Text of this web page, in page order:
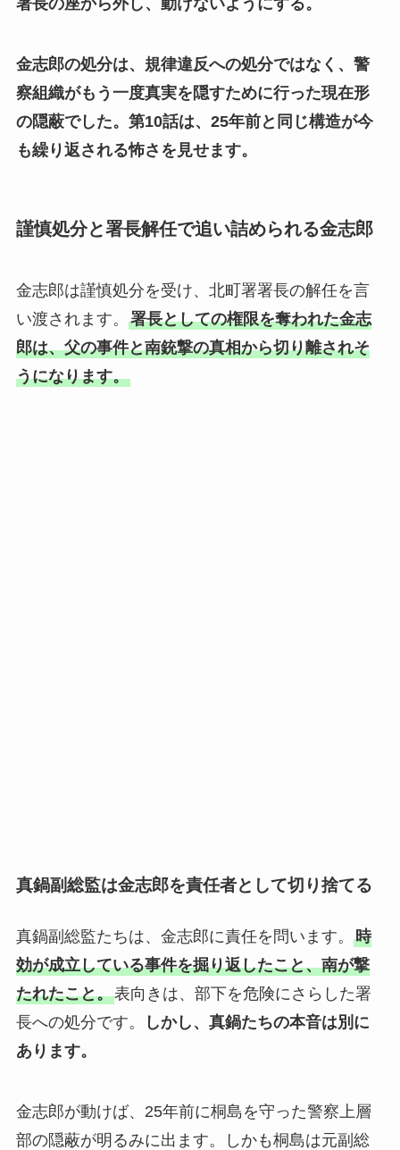
署長の座から外し、動けないようにする。
金志郎の処分は、規律違反への処分ではなく、警
察組織がもう一度真実を隠すために行った現在形
の隠蔽でした。 第10話は、25年前と同じ構造が今
も繰り返される怖さを見せます。
謹慎処分と署長解任で追い詰められる金志郎
金志郎は謹慎処分を受け、北町署署長の解任を言
い渡されます。 署長としての権限を奪われた金志
郎は、父の事件と南銃撃の真相から切り離されそ
うになります。
真鍋副総監は金志郎を責任者として切り捨てる
真鍋副総監たちは、金志郎に責任を問います。 時
効が成立している事件を掘り返したこと、南が撃
たれたこと。表向きは、部下を危険にさらした署
長への処分です。
しかし、真鍋たちの本音は別に
あります。
金志郎が動けば、25年前に桐島を守った警察上層
部の隠蔽が明るみに出ます。しかも桐島は元副総